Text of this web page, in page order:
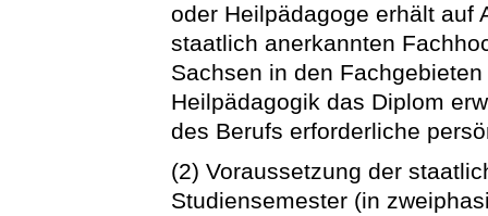
oder Heilpädagoge erhält auf
staatlich anerkannten
Sachsen in den
Heilpädagogik das Diplom
des Berufs erforderliche
(2) Voraussetzung der
Studiensemester (in